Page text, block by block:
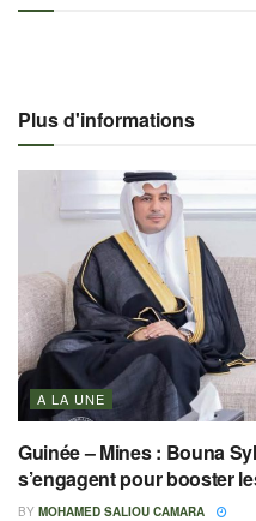
Plus d'informations
A LA UNE
Guinée – Mines : Bouna
s’engagent pour booster
BY MOHAMED SALIOU CAMARA